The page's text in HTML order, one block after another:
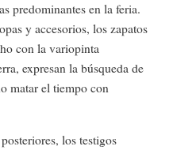
predominantes en la feria.
y accesorios, los zapatos
con la variopinta
expresan la búsqueda de
matar el tiempo con
los testigos